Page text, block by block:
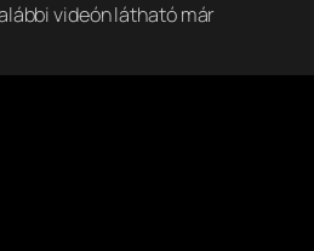
videón látható már